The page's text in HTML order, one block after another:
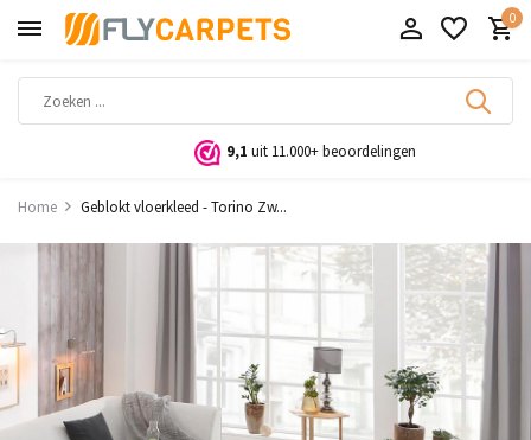
0
9,1uit 11.000+ beoordelingen
Home Geblokt vloerkleed - Torino Zw...